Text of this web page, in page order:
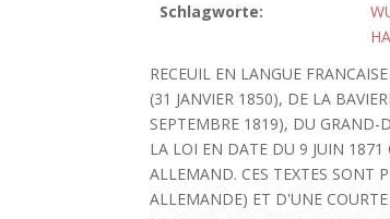
Schlagworte:
RECEUIL EN LANGUE
(31 JANVIER 1850), DE LA
SEPTEMBRE 1819), DU
LA LOI EN DATE DU 9 JUIN 1871
ALLEMAND. CES TEXTES SONT
ALLEMANDE) ET D'UNE